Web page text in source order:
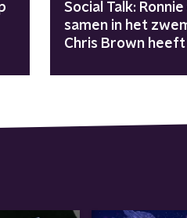
Social Talk:
samen in het
Chris Brown